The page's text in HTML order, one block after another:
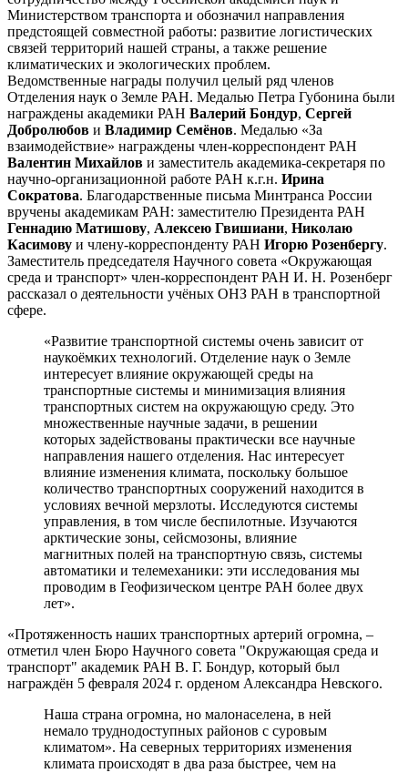
Министерством транспорта и обозначил направления
предстоящей совместной работы: развитие логистических
связей территорий нашей страны, а также решение
климатических и экологических проблем.
Ведомственные награды получил целый ряд членов
Отделения наук о Земле РАН. Медалью Петра Губонина были
награждены академики РАН Валерий Бондур, Сергей
Добролюбов и Владимир Семёнов. Медалью «За
взаимодействие» награждены член-корреспондент РАН
Валентин Михайлов и заместитель академика-секретаря по
научно-организационной работе РАН к.г.н. Ирина
Сократова. Благодарственные письма Минтранса России
вручены академикам РАН: заместителю Президента РАН
Геннадию Матишову, Алексею Гвишиани, Николаю
Касимову и члену-корреспонденту РАН Игорю Розенбергу.
Заместитель председателя Научного совета «Окружающая
среда и транспорт» член-корреспондент РАН И. Н. Розенберг
рассказал о деятельности учёных ОНЗ РАН в транспортной
сфере.
«Развитие транспортной системы очень зависит от
наукоёмких технологий. Отделение наук о Земле
интересует влияние окружающей среды на
транспортные системы и минимизация влияния
транспортных систем на окружающую среду. Это
множественные научные задачи, в решении
которых задействованы практически все научные
направления нашего отделения. Нас интересует
влияние изменения климата, поскольку большое
количество транспортных сооружений находится в
условиях вечной мерзлоты. Исследуются системы
управления, в том числе беспилотные. Изучаются
арктические зоны, сейсмозоны, влияние
магнитных полей на транспортную связь, системы
автоматики и телемеханики: эти исследования мы
проводим в Геофизическом центре РАН более двух
лет».
«Протяженность наших транспортных артерий огромна, –
отметил член Бюро Научного совета "Окружающая среда и
транспорт" академик РАН В. Г. Бондур, который был
награждён 5 февраля 2024 г. орденом Александра Невского.
Наша страна огромна, но малонаселена, в ней
немало труднодоступных районов с суровым
климатом». На северных территориях изменения
климата происходят в два раза быстрее, чем на